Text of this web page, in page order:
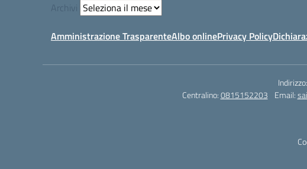
Archivi
Amministrazione TrasparenteAlbo onlinePrivacy Policy
Indirizzo:
Centralino:0815152203 Email: